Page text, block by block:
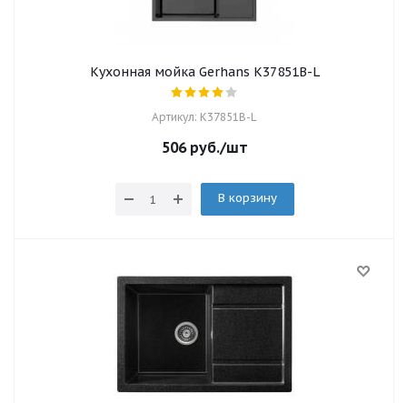
Кухонная мойка Gerhans K37851B-L
Артикул: K37851B-L
506руб./шт
В корзину